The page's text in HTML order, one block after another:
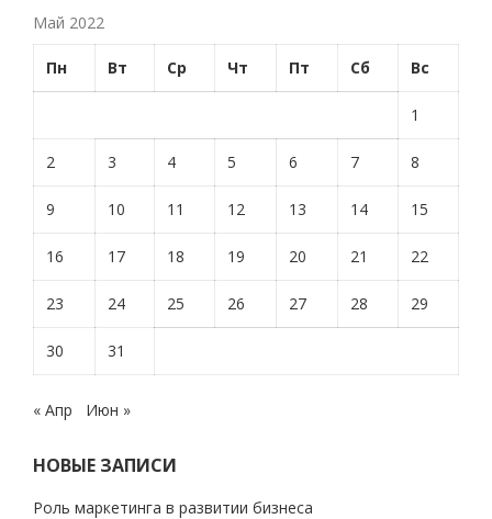
Май 2022
Пн Вт Ср Чт Пт Сб Вс
1
2 3 4 5 6 7 8
9 10 11 12 13 14 15
16 17 18 19 20 21 22
23 24 25 26 27 28 29
30 31
« Апр Июн »
НОВЫЕ ЗАПИСИ
Роль маркетинга в развитии бизнеса